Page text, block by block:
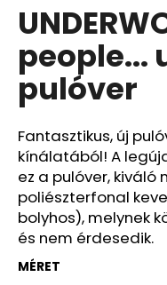
átlagos
értékelése
ből
0,0
csillag.
people...
pulóver
Fantasztikus, új
kínálatából! A
ez a pulóver,
poliészterfonal
bolyhos), melynek
és nem érdesedik.
MÉRET